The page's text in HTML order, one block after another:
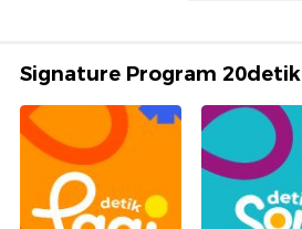
Signature Program 20detik